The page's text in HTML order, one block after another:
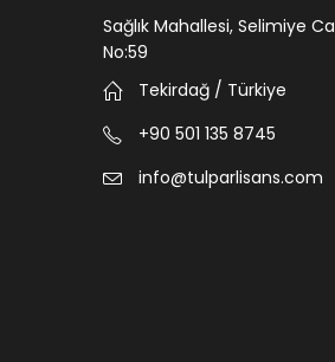
Sağlık Mahallesi, Selimiye
No:59
Tekirdağ / Türkiye
+90 501 135 8745
info@tulparlisans.com